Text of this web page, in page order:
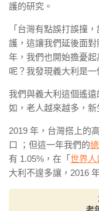
護的研究。
「台灣有點誤打誤撞
護，這讓我們延後面
年，我們也開始擔憂
呢？我發現義大利是一
我們與義大利這個遙
如，老人越來越多，新
2019 年，台灣搭上的
口 ；但這一年我們的
有 1.05%，在「 世界人
大利不遑多讓，2016